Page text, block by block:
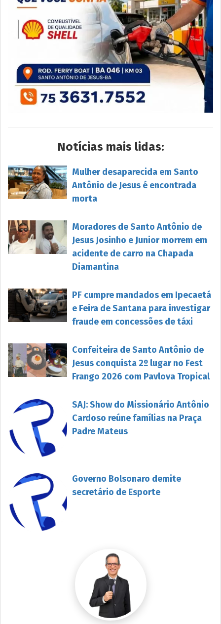
Notícias mais lidas:
Mulher desaparecida em Santo
Antônio de Jesus é encontrada
morta
Moradores de Santo Antônio de
Jesus Josinho e Junior morrem em
acidente de carro na Chapada
Diamantina
PF cumpre mandados em Ipecaetá
e Feira de Santana para investigar
fraude em concessões de táxi
Confeiteira de Santo Antônio de
Jesus conquista 2º lugar no Fest
Frango 2026 com Pavlova Tropical
SAJ: Show do Missionário Antônio
Cardoso reúne famílias na Praça
Padre Mateus
Governo Bolsonaro demite
secretário de Esporte